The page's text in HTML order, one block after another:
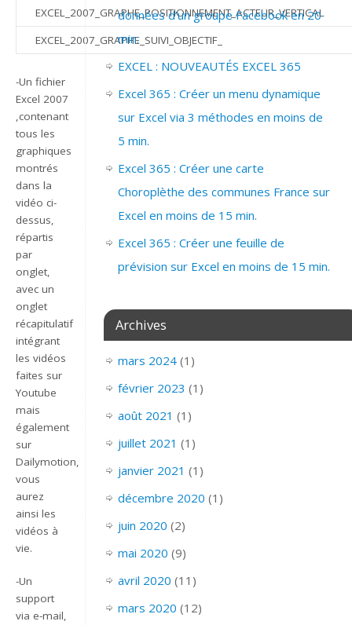
EXCEL_2007_GRAPHE_POSITIONNEMENT_ACTEUR_VERTICAL
EXCEL_2007_GRAPHE_SUIVI_OBJECTIF_
-Un fichier
Excel 2007
,contenant
tous les
graphiques
montrés
dans la
vidéo ci-
dessus,
répartis
par
onglet,
avec un
onglet
récapitulatif
intégrant
les vidéos
faites sur
Youtube
mais
également
sur
Dailymotion,
vous
aurez
ainsi les
vidéos à
vie.
-Un
support
via e-mail,
données d’un groupe Facebook en 20
min.
EXCEL : NOUVEAUTÉS EXCEL 365
Excel 365 : Créer un menu dynamique
sur Excel via 3 méthodes en moins de
5 min.
Excel 365 : Créer une carte
Choroplèthe des communes France sur
Excel en moins de 15 min.
Excel 365 : Créer une feuille de
prévision sur Excel en moins de 15 min.
Archives
mars 2024(1)
février 2023 (1)
août 2021 (1)
juillet 2021 (1)
janvier 2021 (1)
décembre 2020 (1)
juin 2020 (2)
mai 2020 (9)
avril 2020 (11)
mars 2020 (12)